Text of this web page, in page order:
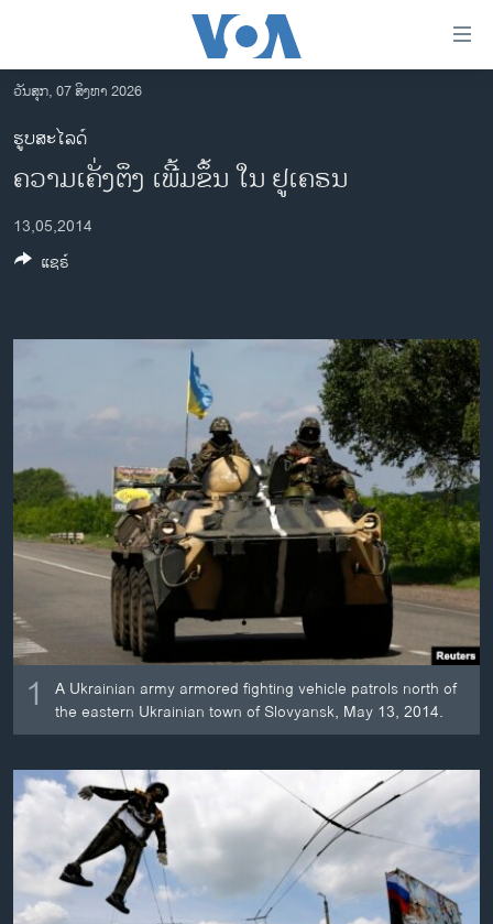
ເຂົ້າ
ຫາ
ຂ້າມ
ຂ້າມ
ໄປ
ຫາ
ລາວ
ອາເມຣິກາ
ການເລືອກຕັ້ງ ປະທານາທີບໍດີ ສະຫະລັດ 2024
ຂ່າວ​ຈີນ
ອິດສະຫຼະພາບດ້ານການຂ່າວ
ຊຸມຊົນຊາວລາວ
ວິທະຍາສາດ-ເທັກໂນໂລຈີ
ທຸລະກິດ
ວີດີໂອ
ສຽງ
ລາຍການກະຈາຍສຽງ
ຕິດຕາມພວກເຮົາ ທີ່
ພາສາຕ່າງໆ
ວັນສຸກ, 07 ສິງຫາ 2026
ຮູບສະໄລດ໌
ຄວາມເຄັ່ງຕຶງ ເພີ້ມຂຶ້ນ ໃນ ຢູເຄຣນ
13,05,2014
1
A Ukrainian army armored fighting vehicle patrols north of
the eastern Ukrainian town of Slovyansk, May 13, 2014.
ແຊຣ໌